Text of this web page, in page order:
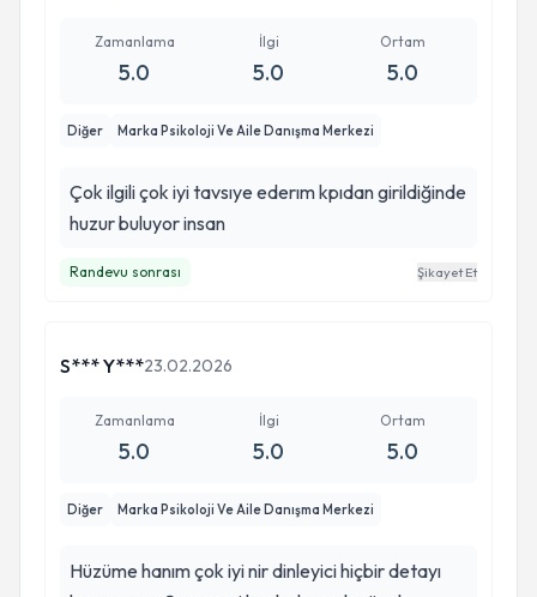
Zamanlama
5.0
İlgi
5.0
Ortam
5.0
Diğer Marka Psikoloji Ve Aile Danışma Merkezi
Çok ilgili çok iyi tavsıye ederım kpıdan girildiğinde
huzur buluyor insan
Randevu sonrası Şikayet Et
S*** Y***23.02.2026
Zamanlama
5.0
İlgi
5.0
Ortam
5.0
Diğer Marka Psikoloji Ve Aile Danışma Merkezi
Hüzüme hanım çok iyi nir dinleyici hiçbir detayı